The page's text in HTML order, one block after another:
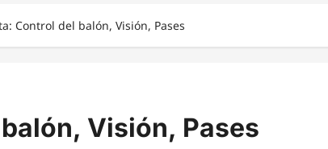
Control del balón, Visión, Pases
Visión, Pases